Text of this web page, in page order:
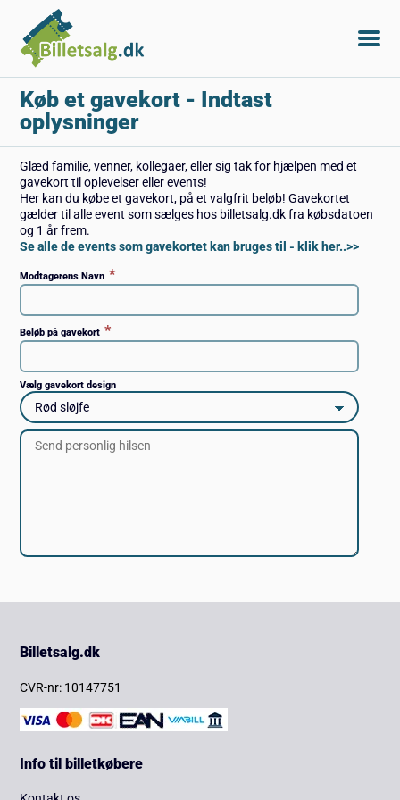
Køb et gavekort - Indtast
oplysninger
Glæd familie, venner, kollegaer, eller sig tak for hjælpen med et
gavekort til oplevelser eller events!
Her kan du købe et gavekort, på et valgfrit beløb! Gavekortet
gælder til alle event som sælges hos billetsalg.dk fra købsdatoen
og 1 år frem.
Se alle de events som gavekortet kan bruges til - klik her..>>
Modtagerens Navn *
Beløb på gavekort *
Vælg gavekort design
Billetsalg.dk
CVR-nr: 10147751
Info til billetkøbere